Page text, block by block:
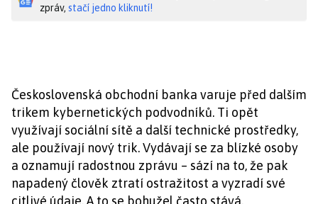
zpráv, stačí jedno kliknutí!
Československá obchodní banka varuje před dalším
trikem kybernetických podvodníků. Ti opět
využívají sociální sítě a další technické prostředky,
ale používají nový trik. Vydávají se za blízké osoby
a oznamují radostnou zprávu – sází na to, že pak
napadený člověk ztratí ostražitost a vyzradí své
citlivé údaje. A to se bohužel často stává.